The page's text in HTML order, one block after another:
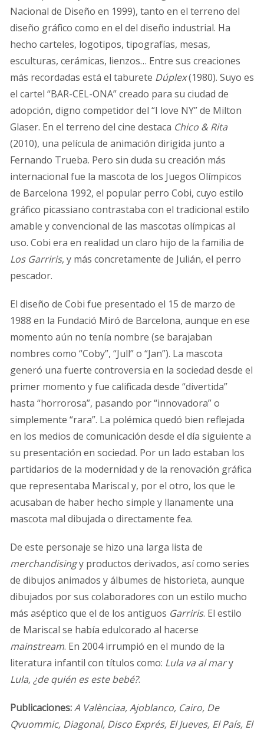
Nacional de Diseño en 1999), tanto en el terreno del
diseño gráfico como en el del diseño industrial. Ha
hecho carteles, logotipos, tipografías, mesas,
esculturas, cerámicas, lienzos… Entre sus creaciones
más recordadas está el taburete Dúplex(1980). Suyo es
el cartel “BAR-CEL-ONA” creado para su ciudad de
adopción, digno competidor del “I love NY” de Milton
Glaser. En el terreno del cine destaca Chico & Rita
(2010), una película de animación dirigida junto a
Fernando Trueba. Pero sin duda su creación más
internacional fue la mascota de los Juegos Olímpicos
de Barcelona 1992, el popular perro Cobi, cuyo estilo
gráfico picassiano contrastaba con el tradicional estilo
amable y convencional de las mascotas olímpicas al
uso. Cobi era en realidad un claro hijo de la familia de
Los Garriris, y más concretamente de Julián, el perro
pescador.
El diseño de Cobi fue presentado el 15 de marzo de
1988 en la Fundació Miró de Barcelona, aunque en ese
momento aún no tenía nombre (se barajaban
nombres como “Coby”, “Jull” o “Jan”). La mascota
generó una fuerte controversia en la sociedad desde el
primer momento y fue calificada desde “divertida”
hasta “horrorosa”, pasando por “innovadora” o
simplemente “rara”. La polémica quedó bien reflejada
en los medios de comunicación desde el día siguiente a
su presentación en sociedad. Por un lado estaban los
partidarios de la modernidad y de la renovación gráfica
que representaba Mariscal y, por el otro, los que le
acusaban de haber hecho simple y llanamente una
mascota mal dibujada o directamente fea.
De este personaje se hizo una larga lista de
merchandisingy productos derivados, así como series
de dibujos animados y álbumes de historieta, aunque
dibujados por sus colaboradores con un estilo mucho
más aséptico que el de los antiguos Garriris. El estilo
de Mariscal se había edulcorado al hacerse
mainstream. En 2004 irrumpió en el mundo de la
literatura infantil con títulos como: Lula va al mary
Lula, ¿de quién es este bebé?.
Publicaciones:A Valènciaa, Ajoblanco, Cairo, De
Qvuommic, Diagonal, Disco Exprés, El Jueves, El País, El